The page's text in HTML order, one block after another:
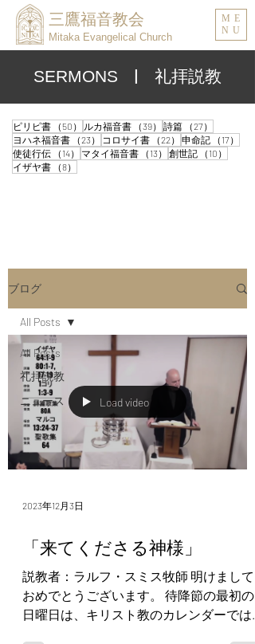
三鷹福音教会
Mitaka Evangelical Church
ME
NU
SERMONS | 礼拝説教
ピリピ書 （50） 50件の記事
ルカ福音書 （39） 39件の記事
詩篇 （27）
ヨハネ福音書
（23） 23件の記事
コロサイ書 （22） 22件の記事
申命記 （17）
使徒行伝
（14） 14件の記事
マタイ福音書 （13） 13件の記事
創世記 （10）
イザヤ書
（8）
ブログ
All Posts
礼拝説教
ニュース
All Posts
Load video
2023年12月3日
「来てくださる神様」
説教者：ラルフ・スミス牧師 明けまして
おめでとうございます。 待降節の最初の
日曜日は、キリスト教のカレンダーでは